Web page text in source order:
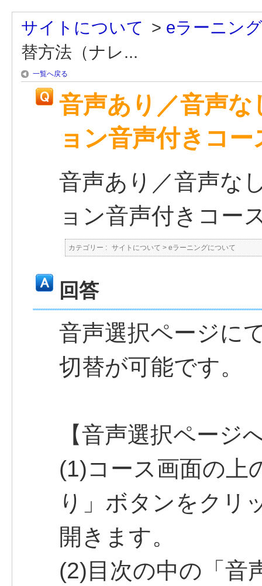
サイトについて > eラーニン
替方法（ナレ...
一覧へ戻る
音声あり／音声
ョン音声付きコー
音声あり／音声な
ョン音声付きコー
カテゴリー : サイトについて > eラーニングについて
回答
音声選択ページに
切替が可能です。
【音声選択ページ
(1)コース画面の上
り」ボタンをクリ
開きます。
(2)目次の中の「音